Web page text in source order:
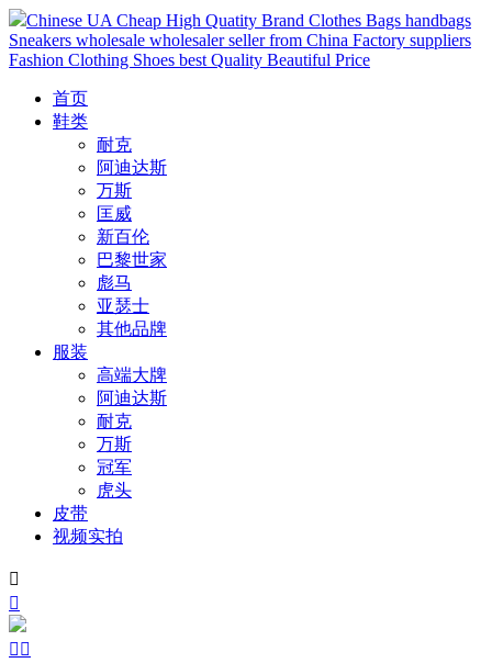
Chinese UA Cheap High Quatity Brand Clothes Bags handbags
Sneakers wholesale wholesaler seller from China Factory suppliers
Fashion Clothing Shoes best Quality Beautiful Price
首页
鞋类
耐克
阿迪达斯
万斯
匡威
新百伦
巴黎世家
彪马
亚瑟士
其他品牌
服装
高端大牌
阿迪达斯
耐克
万斯
冠军
虎头
皮带
视频实拍


 